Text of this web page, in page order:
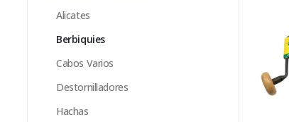
Alicates
Berbiquies
Cabos Varios
Destornilladores
Hachas